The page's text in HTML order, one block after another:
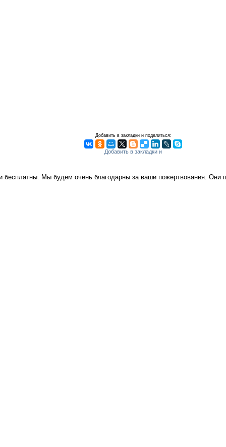
Добавить в закладки и поделиться:
бесплатны. Мы будем очень благодарны за ваши пожертвования.